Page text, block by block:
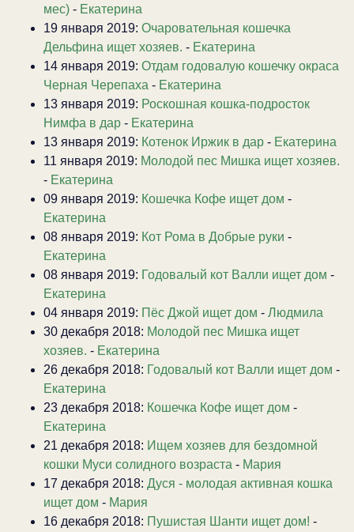
мес) - Екатерина
19 января 2019: Очаровательная кошечка
Дельфина ищет хозяев. - Екатерина
14 января 2019: Отдам годовалую кошечку окраса
Черная Черепаха - Екатерина
13 января 2019: Роскошная кошка-подросток
Нимфа в дар - Екатерина
13 января 2019: Котенок Иржик в дар - Екатерина
11 января 2019: Молодой пес Мишка ищет хозяев.
- Екатерина
09 января 2019: Кошечка Кофе ищет дом -
Екатерина
08 января 2019: Кот Рома в Добрые руки -
Екатерина
08 января 2019: Годовалый кот Валли ищет дом -
Екатерина
04 января 2019: Пёс Джой ищет дом - Людмила
30 декабря 2018: Молодой пес Мишка ищет
хозяев. - Екатерина
26 декабря 2018: Годовалый кот Валли ищет дом -
Екатерина
23 декабря 2018: Кошечка Кофе ищет дом -
Екатерина
21 декабря 2018: Ищем хозяев для бездомной
кошки Муси солидного возраста - Мария
17 декабря 2018: Дуся - молодая активная кошка
ищет дом - Мария
16 декабря 2018: Пушистая Шанти ищет дом! -